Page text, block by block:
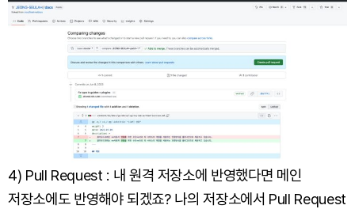
4) Pull Request : 내 원격 저장소에 반영했다면 메인
저장소에도 반영해야 되겠죠? 나의 저장소에서 Pull Request